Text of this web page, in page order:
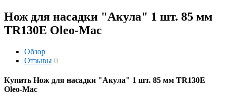
Нож для насадки "Акула" 1 шт. 85 мм
TR130E Oleo-Mac
Обзор
Отзывы 0
Купить Нож для насадки "Акула" 1 шт. 85 мм TR130E
Oleo-Mac